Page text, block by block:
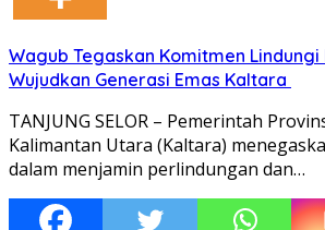
Wagub Tegaskan Komitmen Lindungi
Wujudkan Generasi Emas Kaltara
TANJUNG SELOR – Pemerintah
Kalimantan Utara (Kaltara)
dalam menjamin perlindungan dan…